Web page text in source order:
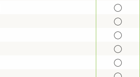
◯
◯
◯
◯
◯